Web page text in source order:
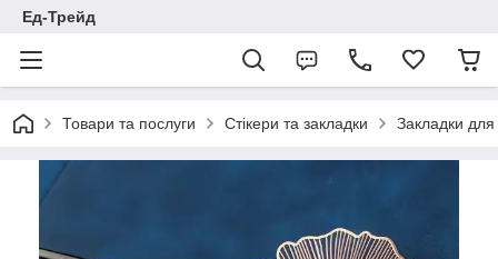
Ед-Трейд
Товари та послуги Стікери та закладки Закладки для